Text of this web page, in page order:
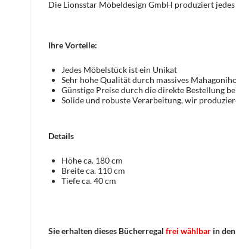
Die Lionsstar Möbeldesign GmbH produziert
Ihre Vorteile:
Jedes Möbelstück ist ein Unikat
Sehr hohe Qualität durch massives
Günstige Preise durch die direkte Bestellung
Solide und robuste Verarbeitung, wir
Details
Höhe ca. 180 cm
Breite ca. 110 cm
Tiefe ca. 40 cm
Sie erhalten dieses Bücherregal frei wählbar in